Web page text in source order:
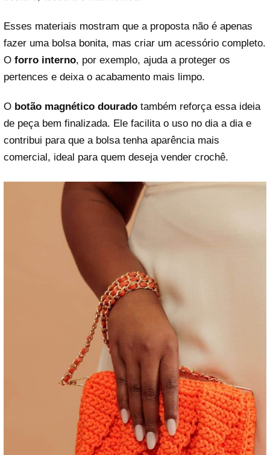
Esses materiais mostram que a proposta não é apenas
fazer uma bolsa bonita, mas criar um acessório completo.
O forro interno, por exemplo, ajuda a proteger os
pertences e deixa o acabamento mais limpo.
O botão magnético dourado também reforça essa ideia
de peça bem finalizada. Ele facilita o uso no dia a dia e
contribui para que a bolsa tenha aparência mais
comercial, ideal para quem deseja vender crochê.